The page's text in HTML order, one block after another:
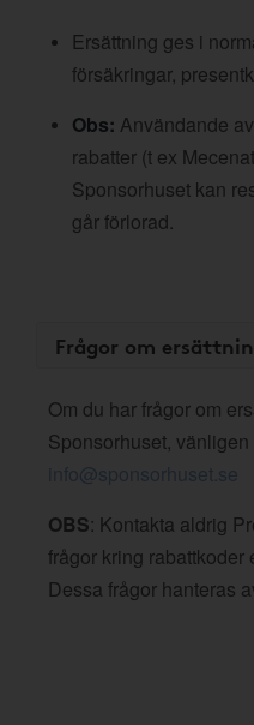
Ersättning ges i
försäkringar,
Obs: Användande
rabatter (t ex
Sponsorhuset kan
går förlorad.
Frågor om
Om du har frågor om
Sponsorhuset, vänligen
info@sponsorhuset.se
OBS: Kontakta aldrig
frågor kring rabattkoder
Dessa frågor hanteras